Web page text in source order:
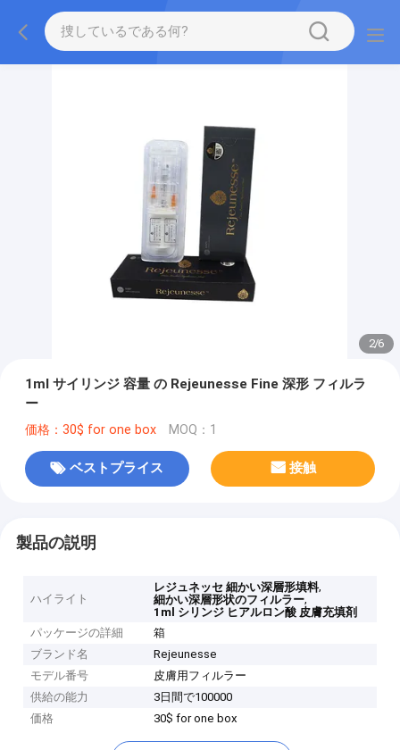
2/6
1ml サイリンジ 容量 の Rejeunesse Fine 深形 フィルラ
ー
価格：30$ for one box MOQ：1
ベストプライス 接触
製品の説明
ハイライト
レジュネッセ 細かい深層形填料,
細かい深層形状のフィルラー,
1ml シリンジ ヒアルロン酸 皮膚充填剤
パッケージの詳細
箱
ブランド名
Rejeunesse
モデル番号
皮膚用フィルラー
供給の能力
3日間で100000
価格
30$ for one box